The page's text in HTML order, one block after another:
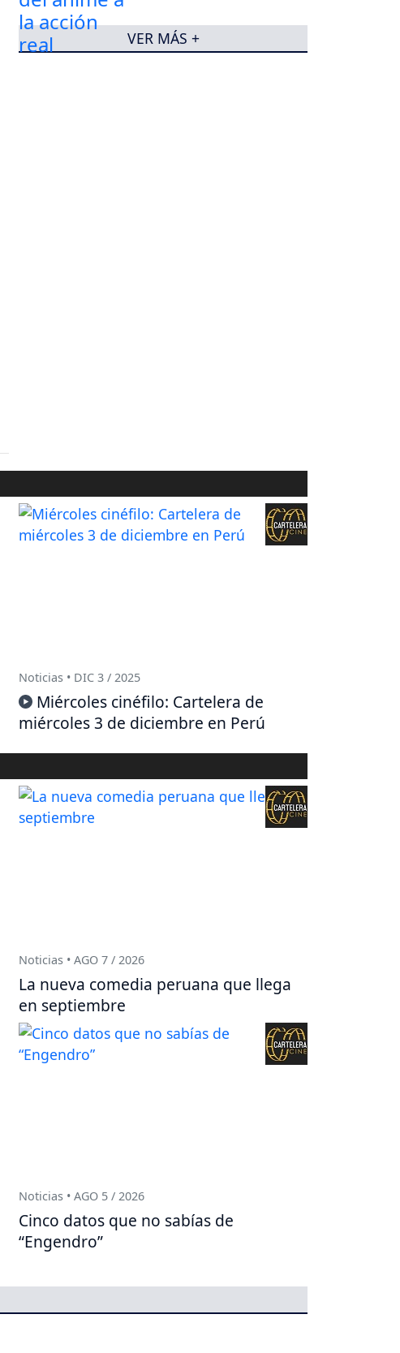
VER MÁS +
Noticias • DIC 3 / 2025
Miércoles cinéfilo: Cartelera de
miércoles 3 de diciembre en Perú
Noticias • AGO 7 / 2026
La nueva comedia peruana que llega
en septiembre
Noticias • AGO 5 / 2026
Cinco datos que no sabías de
“Engendro”